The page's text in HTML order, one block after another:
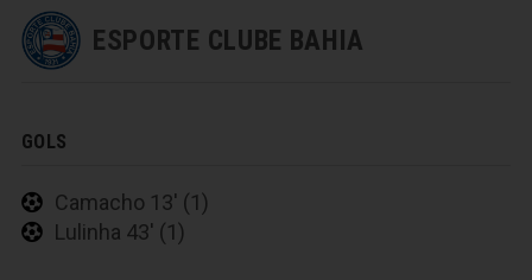
ESPORTE CLUBE BAHIA
GOLS
Camacho 13' (1)
Lulinha 43' (1)